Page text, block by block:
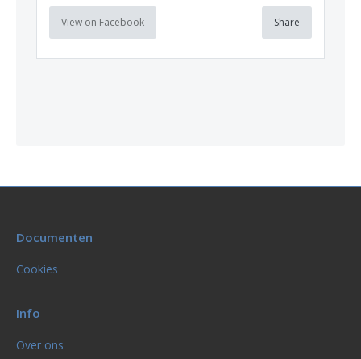
View on Facebook Share
Documenten
Cookies
Info
Over ons